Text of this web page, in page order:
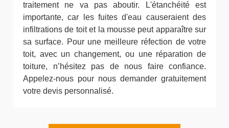
traitement ne va pas aboutir. L'étanchéité est
importante, car les fuites d'eau causeraient des
infiltrations de toit et la mousse peut apparaître sur
sa surface. Pour une meilleure réfection de votre
toit, avec un changement, ou une réparation de
toiture, n’hésitez pas de nous faire confiance.
Appelez-nous pour nous demander gratuitement
votre devis personnalisé.